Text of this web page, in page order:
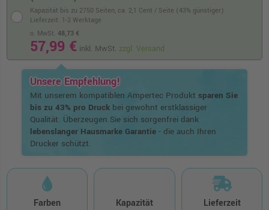
Kapazität bis zu 2750 Seiten, ca. 2,1 Cent / Seite (43% günstiger)
o. MwSt.48,73 €
57,99 € inkl. MwSt. zzgl. Versand
Lieferzeit: 1-2 Werktage
Unsere Empfehlung!
Mit unserem kompatiblen Ampertec Produkt sparen Sie
bis zu 43% pro Druckbei gewohnt erstklassiger
Qualität. Überzeugen Sie sich sorgenfrei dank
lebenslanger Hausmarke Garantie- die auch Ihren
Drucker schützt.
Farben Kapazität Lieferzeit